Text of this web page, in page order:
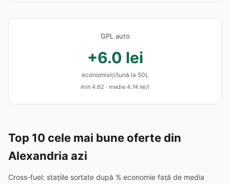
GPL auto
+6.0 lei
economisiți/lună la 50L
min 4.62 · medie 4.74 lei/l
Top 10 cele mai bune oferte din
Alexandria azi
Cross-fuel: stațiile sortate după % economie față de media